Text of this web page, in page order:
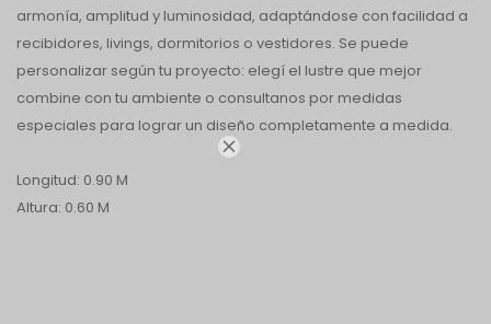

armonía, amplitud y luminosidad, adaptándose con facilidad a
recibidores, livings, dormitorios o vestidores. Se puede
personalizar según tu proyecto: elegí el lustre que mejor
combine con tu ambiente o consultanos por medidas
especiales para lograr un diseño completamente a medida.
Longitud: 0.90 M
Altura: 0.60 M